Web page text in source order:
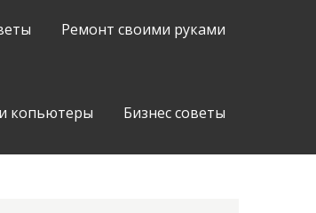
Ремонт своими руками
копьютеры Бизнес советы